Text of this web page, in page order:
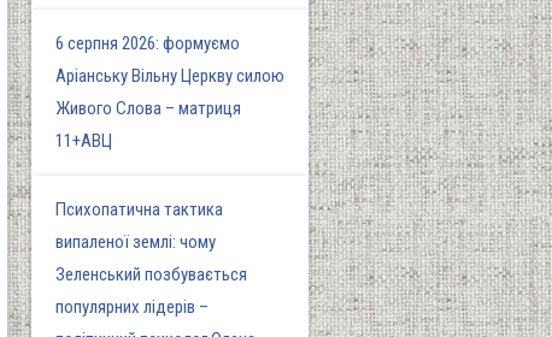
6 серпня 2026: формуємо
Аріанську Вільну Церкву силою
Живого Слова – матриця
11+АВЦ
Психопатична тактика
випаленої землі: чому
Зеленський позбувається
популярних лідерів –